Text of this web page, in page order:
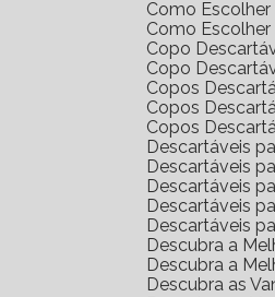
Como
Como
Copo
Copo
Copos
Copos
Copos
Descartáveis
Descartáveis
Descartáveis
Descartáveis
Descartáveis
Descubra a
Descubra a
Descubra as